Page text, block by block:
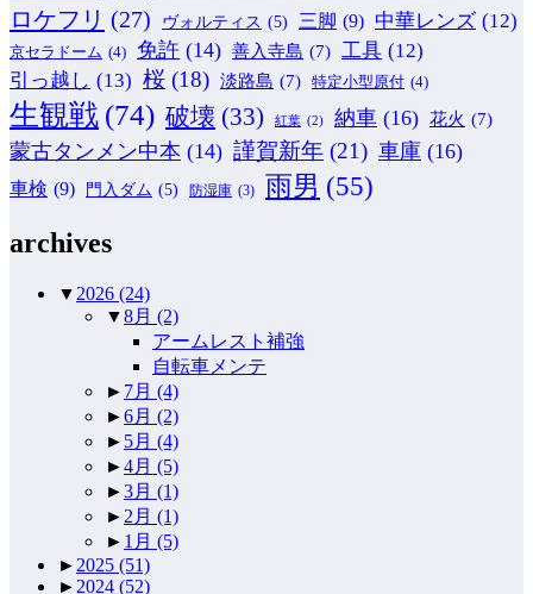
ロケフリ (27) ヴォルティス (5) 三脚 (9) 中華レンズ (12)
京セラドーム (4) 免許 (14) 善入寺島 (7) 工具 (12)
引っ越し (13) 桜 (18) 淡路島 (7) 特定小型原付 (4)
生観戦 (74) 破壊 (33) 紅葉 (2) 納車 (16) 花火 (7)
蒙古タンメン中本 (14) 謹賀新年 (21) 車庫 (16)
車検 (9) 門入ダム (5) 防湿庫 (3) 雨男 (55)
archives
▼ 2026 (24)
▼8月 (2)
アームレスト補強
自転車メンテ
► 7月 (4)
►6月 (2)
► 5月 (4)
►4月 (5)
►3月 (1)
► 2月 (1)
► 1月 (5)
► 2025 (51)
► 2024 (52)